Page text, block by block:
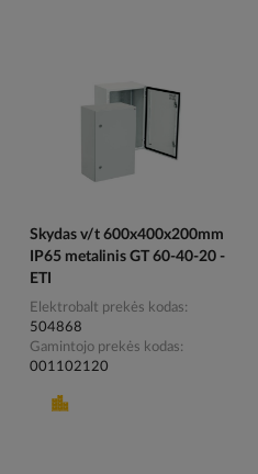
Skydas v/t 600x400x200mm
IP65 metalinis GT 60-40-20 -
ETI
Elektrobalt prekės kodas
504868
Gamintojo prekės kodas
001102120